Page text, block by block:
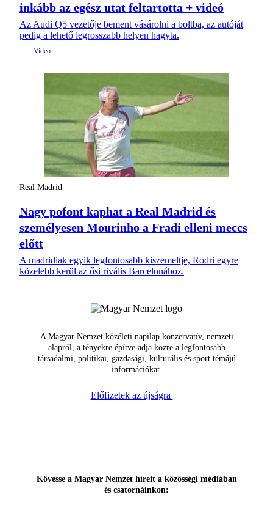
inkább az egész utat feltartotta + videó
Az Audi Q5 vezetője bement vásárolni a boltba, az autóját
pedig a lehető legrosszabb helyen hagyta.
Real Madrid
Nagy pofont kaphat a Real Madrid és
személyesen Mourinho a Fradi elleni meccs
előtt
A madridiak egyik legfontosabb kiszemeltje, Rodri egyre
közelebb kerül az ősi rivális Barcelonához.
A Magyar Nemzet közéleti napilap konzervatív, nemzeti
alapról, a tényekre építve adja közre a legfontosabb
társadalmi, politikai, gazdasági, kulturális és sport témájú
információkat.
Előfizetek az újságra
Kövesse a Magyar Nemzet híreit a közösségi médiában
és csatornáinkon: